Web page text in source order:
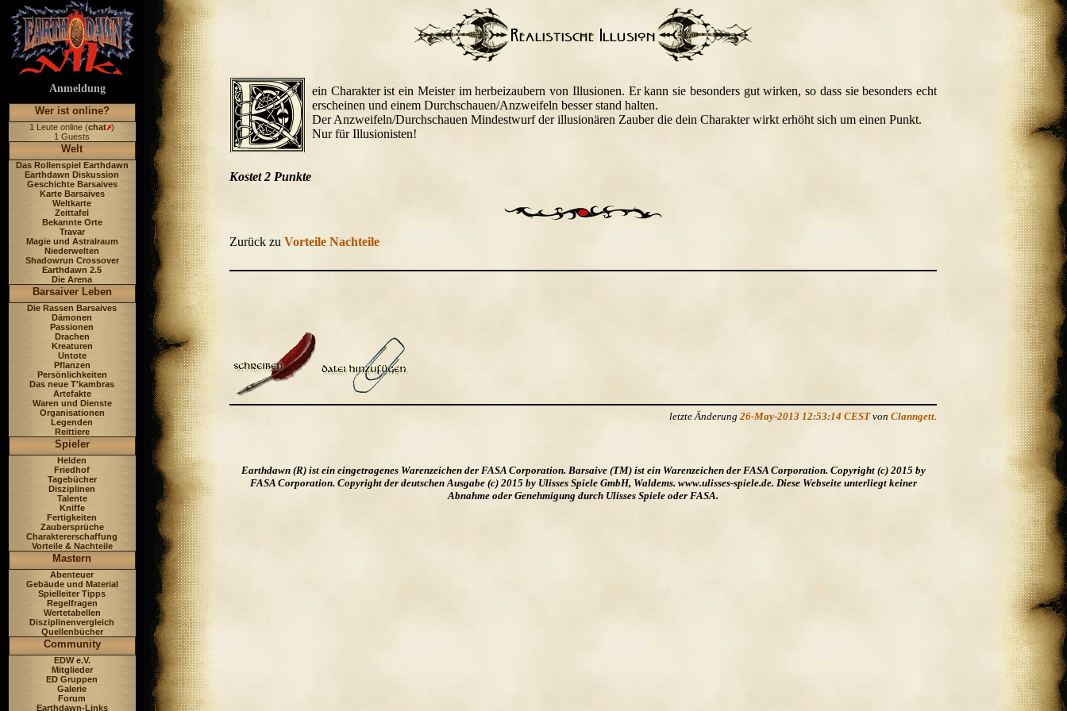
Anmeldung
Wer ist online?
1 Leute online (chat )
1 Guests
Welt
Das Rollenspiel Earthdawn
Earthdawn Diskussion
Geschichte Barsaives
Karte Barsaives
Weltkarte
Zeittafel
Bekannte Orte
Travar
Magie und Astralraum
Niederwelten
Shadowrun Crossover
Earthdawn 2.5
Die Arena
Barsaiver Leben
Die Rassen Barsaives
Dämonen
Passionen
Drachen
Kreaturen
Untote
Pflanzen
Persönlichkeiten
Das neue T'kambras
Artefakte
Waren und Dienste
Organisationen
Legenden
Reittiere
Spieler
Helden
Friedhof
Tagebücher
Disziplinen
Talente
Kniffe
Fertigkeiten
Zaubersprüche
Charaktererschaffung
Vorteile & Nachteile
Mastern
Abenteuer
Gebäude und Material
Spielleiter Tipps
Regelfragen
Wertetabellen
Disziplinenvergleich
Quellenbücher
Community
EDW e.V.
Mitglieder
ED Gruppen
Galerie
Forum
Earthdawn-Links
ein Charakter ist ein Meister im herbeizaubern von Illusionen. Er kann sie besonders gut wirken, so dass sie besonders echt
erscheinen und einem Durchschauen/Anzweifeln besser stand halten.
Der Anzweifeln/Durchschauen Mindestwurf der illusionären Zauber die dein Charakter wirkt erhöht sich um einen Punkt.
Nur für Illusionisten!
Kostet 2 Punkte
Zurück zu Vorteile Nachteile
letzte Änderung 26-May-2013 12:53:14 CESTvon Clanngett.
Earthdawn (R) ist ein eingetragenes Warenzeichen der FASA Corporation. Barsaive (TM) ist ein Warenzeichen der FASA Corporation. Copyright (c) 2015 by
FASA Corporation. Copyright der deutschen Ausgabe (c) 2015 by Ulisses Spiele GmbH, Waldems. www.ulisses-spiele.de. Diese Webseite unterliegt keiner
Abnahme oder Genehmigung durch Ulisses Spiele oder FASA.